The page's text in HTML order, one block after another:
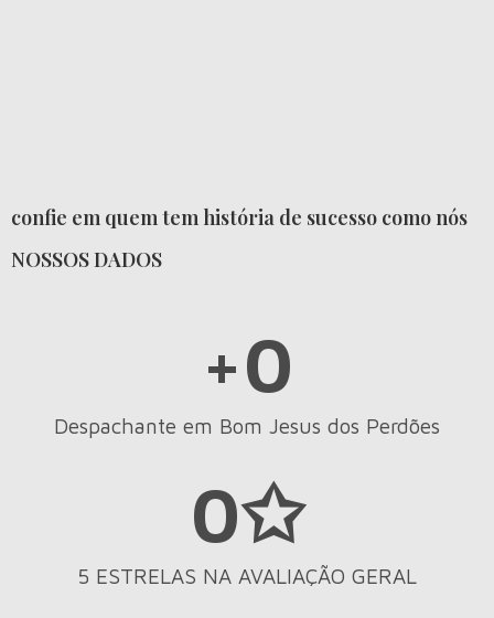
confie em quem tem história de sucesso como nós
NOSSOS DADOS
Despachante em Bom Jesus dos Perdões
+0
5 ESTRELAS NA AVALIAÇÃO GERAL
0✩